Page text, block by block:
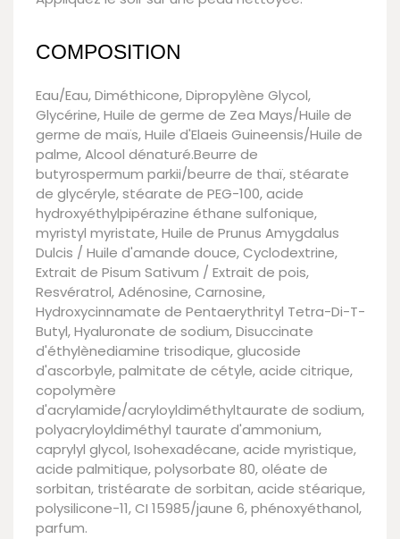
COMPOSITION
Eau/Eau, Diméthicone, Dipropylène Glycol,
Glycérine, Huile de germe de Zea Mays/Huile de
germe de maïs, Huile d'Elaeis Guineensis/Huile de
palme, Alcool dénaturé.Beurre de
butyrospermum parkii/beurre de thaï, stéarate
de glycéryle, stéarate de PEG-100, acide
hydroxyéthylpipérazine éthane sulfonique,
myristyl myristate, Huile de Prunus Amygdalus
Dulcis / Huile d'amande douce, Cyclodextrine,
Extrait de Pisum Sativum / Extrait de pois,
Resvératrol, Adénosine, Carnosine,
Hydroxycinnamate de Pentaerythrityl Tetra-Di-T-
Butyl, Hyaluronate de sodium, Disuccinate
d'éthylènediamine trisodique, glucoside
d'ascorbyle, palmitate de cétyle, acide citrique,
copolymère
d'acrylamide/acryloyldiméthyltaurate de sodium,
polyacryloyldiméthyl taurate d'ammonium,
caprylyl glycol, Isohexadécane, acide myristique,
acide palmitique, polysorbate 80, oléate de
sorbitan, tristéarate de sorbitan, acide stéarique,
polysilicone-11, CI 15985/jaune 6, phénoxyéthanol,
parfum.